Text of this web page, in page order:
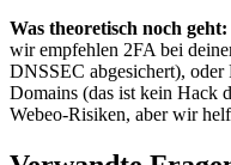
Was theoretisch noch geht:
wir empfehlen 2FA bei
DNSSEC abgesichert), oder
Domains (das ist kein Hack
Webeo-Risiken, aber wir